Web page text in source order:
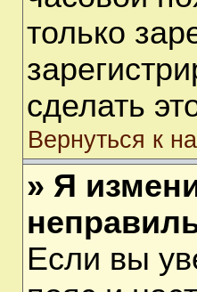
только
сделать
Вернуться к
» Я
Если вы